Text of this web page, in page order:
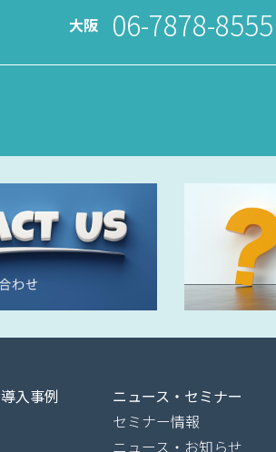
大阪 06-7878-8555
導入事例
ニュース・セミナー
セミナー情報
ニュース・お知らせ